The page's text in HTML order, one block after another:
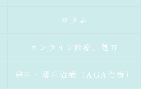
コラム
オンライン診療、処方
発毛・薄毛治療（AGA治療）